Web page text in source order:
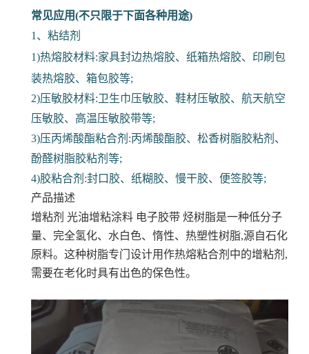
常见应用(不只限于下面各种用途)
1、粘结剂
1)热熔胶材料:家具封边热熔胶、纸箱热熔胶、印刷包
装热熔胶、箱包胶等;
2)压敏胶材料:卫生巾压敏胶、鞋材压敏胶、航天航空
压敏胶、高温压敏胶带等;
3)压丙烯酸酯粘合剂:丙烯酸酯胶、松香树脂胶粘剂、
酚醛树脂胶粘剂等;
4)胶粘合剂:封口胶、纸糊胶、慢干胶、便签胶等;
产品描述
增粘剂 光油增粘涂料 电子胶带 烃树脂是一种低分子
量、完全氢化、水白色、惰性、热塑性树脂,源自石化
原料。这种树脂专门设计用作热熔粘合剂中的增粘剂,
需要在老化时具有出色的保色性。